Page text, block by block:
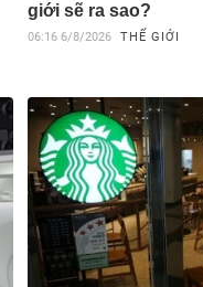
giới sẽ ra sao?
06:16 6/8/2026 THẾ GIỚI